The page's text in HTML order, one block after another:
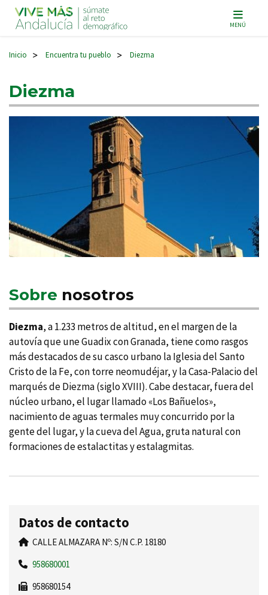
Navegación principal MENÚ
Inicio > Encuentra tu pueblo > Diezma
Diezma
Sobre nosotros
Diezma, a 1.233 metros de altitud, en el margen de la
autoví­a que une Guadix con Granada, tiene como rasgos
más destacados de su casco urbano la Iglesia del Santo
Cristo de la Fe, con torre neomudéjar, y la Casa-Palacio del
marqués de Diezma (siglo XVIII). Cabe destacar, fuera del
núcleo urbano, el lugar llamado «Los Bañuelos»,
nacimiento de aguas termales muy concurrido por la
gente del lugar, y la cueva del Agua, gruta natural con
formaciones de estalactitas y estalagmitas.
Datos de contacto
CALLE ALMAZARA Nº: S/N C.P. 18180
958680001
958680154